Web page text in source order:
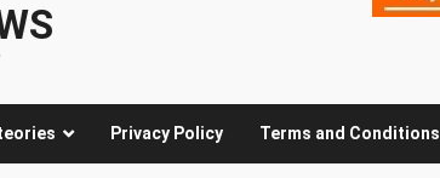
Privacy Policy Terms and Conditions